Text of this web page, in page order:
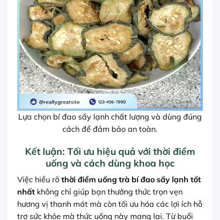
Lựa chọn bí đao sấy lạnh chất lượng và dùng đúng
cách để đảm bảo an toàn.
Kết luận: Tối ưu hiệu quả với thời điểm
uống và cách dùng khoa học
Việc hiểu rõ thời điểm uống trà bí đao sấy lạnh tốt
nhất không chỉ giúp bạn thưởng thức trọn vẹn
hương vị thanh mát mà còn tối ưu hóa các lợi ích hỗ
trợ sức khỏe mà thức uống này mang lại. Từ buổi